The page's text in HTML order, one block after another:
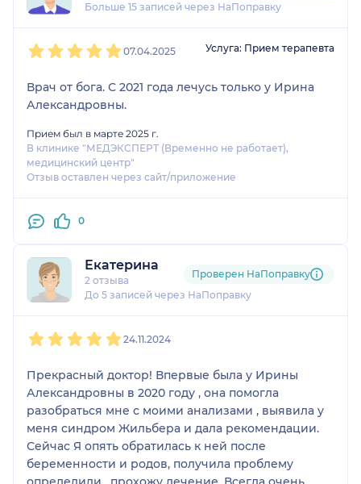
Больше 15 записей через НаПоправку
07.04.2025 Услуга: Прием терапевта
Врач от бога. С 2021 года лечусь только у Ирина
Александровны.
Прием был в марте 2025 г.
В клинике "МЕДЭКСПЕРТ (Временно не работает),
медицинский центр"
Отзыв оставлен через сайт/приложение
0
Екатерина
2 отзыва
До 5 записей через НаПоправку
Проверен НаПоправку
24.11.2024
Прекрасный доктор! Впервые была у Ирины
Александровны в 2020 году , она помогла
разобраться мне с моими анализами , выявила у
меня синдром Жильбера и дала рекомендации.
Сейчас Я опять обратилась к ней после
беременности и родов, получила проблему